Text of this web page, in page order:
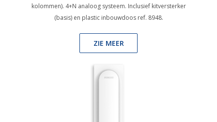
kolommen). 4+N analoog systeem. Inclusief kitversterker
(basis) en plastic inbouwdoos ref. 8948.
ZIE MEER